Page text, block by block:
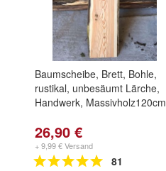
Baumscheibe, Brett, Bohle,
rustikal, unbesäumt Lärche,
Handwerk, Massivholz120cm
26,90 €
+ 9,99 € Versand
81